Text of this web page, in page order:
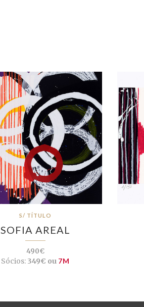
S/ TÍTULO
SOFIA AREAL
490€
Sócios: 349€ ou 7M